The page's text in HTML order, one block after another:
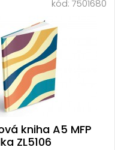
kód: 7501680
kniha A5 MFP
ZL5106